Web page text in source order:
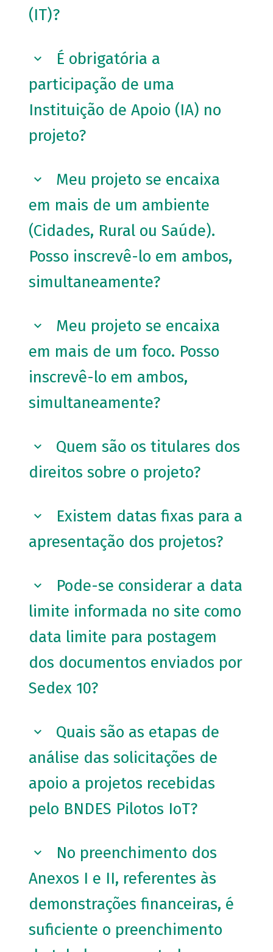
(IT)?
É obrigatória a
participação de uma
Instituição de Apoio (IA) no
projeto?
Meu projeto se encaixa
em mais de um ambiente
(Cidades, Rural ou Saúde).
Posso inscrevê-lo em ambos,
simultaneamente?
Meu projeto se encaixa
em mais de um foco. Posso
inscrevê-lo em ambos,
simultaneamente?
Quem são os titulares dos
direitos sobre o projeto?
Existem datas fixas para a
apresentação dos projetos?
Pode-se considerar a data
limite informada no site como
data limite para postagem
dos documentos enviados por
Sedex 10?
Quais são as etapas de
análise das solicitações de
apoio a projetos recebidas
pelo BNDES Pilotos IoT?
No preenchimento dos
Anexos I e II, referentes às
demonstrações financeiras, é
suficiente o preenchimento